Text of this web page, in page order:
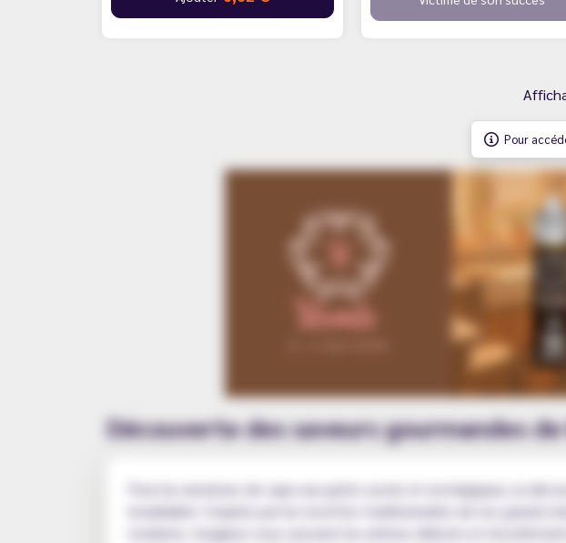
Pour
Découverte des saveurs gourmandes
Pour les amateurs de vape aux goûts sucrés et nostalgiques, la
inoubliable ! Inspirés par les recettes traditionnelles de nos grands-
moderne. Imaginez-vous savourer les arômes délicats et